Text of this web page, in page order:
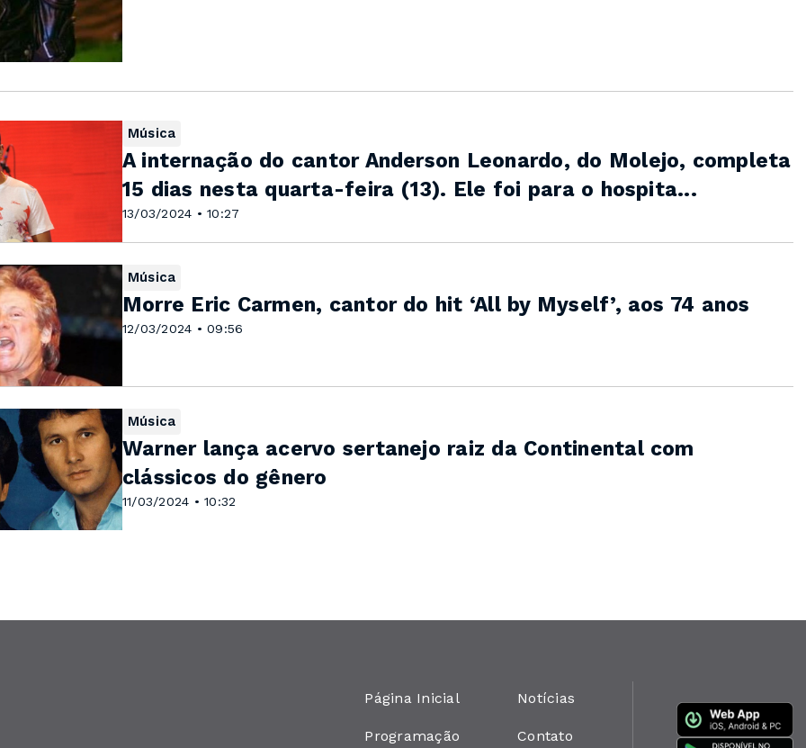
Música
13/03/2024 • 10:27
A internação do cantor Anderson Leonardo, do Molejo, completa
15 dias nesta quarta-feira (13). Ele foi para o hospita...
Música
12/03/2024 • 09:56
Morre Eric Carmen, cantor do hit ‘All by Myself’, aos 74 anos
Música
11/03/2024 • 10:32
Warner lança acervo sertanejo raiz da Continental com
clássicos do gênero
Página Inicial
Programação
Notícias
Contato